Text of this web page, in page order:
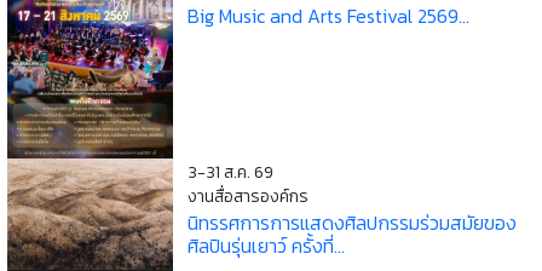
Big Music and Arts Festival 2569...
3-31 ส.ค. 69
งานสื่อสารองค์กร
นิทรรศการการแสดงศิลปกรรมร่วมสมัยของ
ศิลปินรุ่นเยาว์ ครั้งที่...